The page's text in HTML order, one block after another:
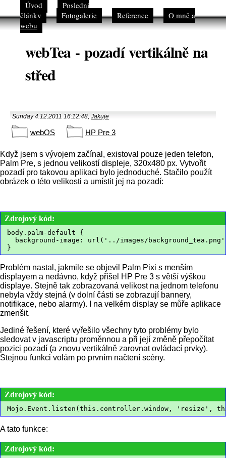
Úvod
Poslední
články
Fotogalerie Reference
O mně a
webu
webTea - pozadí vertikálně na
střed
Sunday 4.12.2011 16:12:48, Jakuje
webOS HP Pre 3
Když jsem s vývojem začínal, existoval pouze jeden telefon,
Palm Pre, s jednou velikostí displeje, 320x480 px. Vytvořit
pozadí pro takovou aplikaci bylo jednoduché. Stačilo použít
obrázek o této velikosti a umístit jej na pozadí:
Zdrojový kód:
body.palm-default {
background-image: url('../images/
}
Problém nastal, jakmile se objevil Palm Pixi s menším
displayem a nedávno, když přišel HP Pre 3 s větší výškou
displaye. Stejně tak zobrazovaná velikost na jednom telefonu
nebyla vždy stejná (v dolní části se zobrazují bannery,
notifikace, nebo alarmy). I na velkém display se můře aplikace
zmenšit.
Jediné řešení, které vyřešilo všechny tyto problémy bylo
sledovat v javascriptu proměnnou a při její změně přepočítat
pozici pozadí (a znovu vertikálně zarovnat ovládací prvky).
Stejnou funkci volám po prvním načtení scény.
Zdrojový kód:
Mojo.Event.listen(this.controller.window, 'resize',
A tato funkce:
Zdrojový kód: